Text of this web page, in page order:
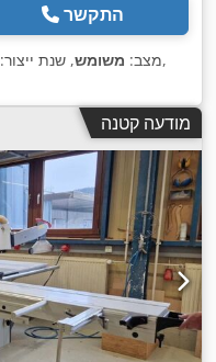
התקשר
מצב: משומש, שנת ייצור: ,
מודעה קטנה